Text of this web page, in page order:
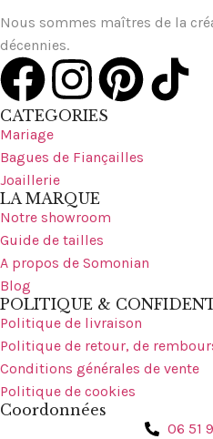
Nous sommes maîtres de la
décennies.
CATEGORIES
Mariage
Bagues de Fiançailles
Joaillerie
LA MARQUE
Notre showroom
Guide de tailles
A propos de Somonian
Blog
POLITIQUE &
Politique de livraison
Politique de retour, de
Conditions générales de vente
Politique de cookies
Coordonnées
06 51